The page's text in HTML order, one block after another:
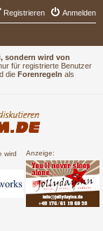
sondern wird von
für registrierte Benutzer
die Forenregeln als
wird
Anzeige:
Anmelden
Registrieren